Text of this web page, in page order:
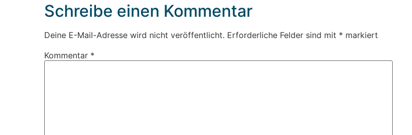
Schreibe einen Kommentar
Deine E-Mail-Adresse wird nicht veröffentlicht. Erforderliche Felder sind mit * markiert
Kommentar *